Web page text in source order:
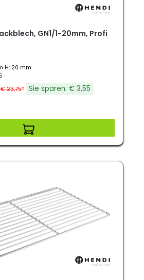
GN1/1-20mm, Profi
H: 20 mm
€ 23,75* Sie sparen: € 3,55